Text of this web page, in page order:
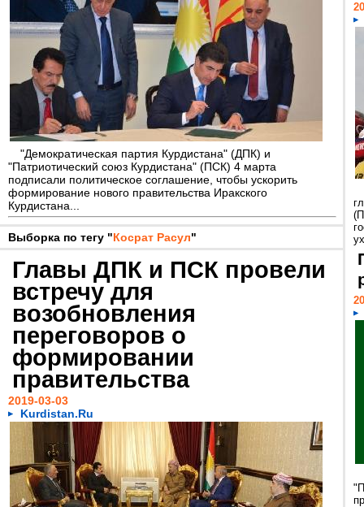
"Демократическая партия Курдистана" (ДПК) и
"Патриотический союз Курдистана" (ПСК) 4 марта
подписали политическое соглашение, чтобы ускорить
формирование нового правительства Иракского
Курдистана...
Выборка по тегу "Косрат Расул"
Главы ДПК и ПСК провели
встречу для
возобновления
переговоров о
формировании
правительства
2019-03-03
Kurdistan.Ru